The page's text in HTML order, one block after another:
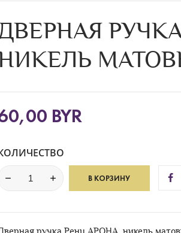
BYR
В КОРЗИНУ
ручка Ренц АРОНА, никель